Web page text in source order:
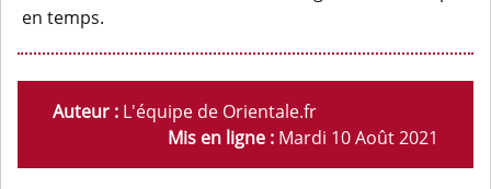
en temps.
Auteur : L'équipe de Orientale.fr
Mis en ligne : Mardi 10 Août 2021